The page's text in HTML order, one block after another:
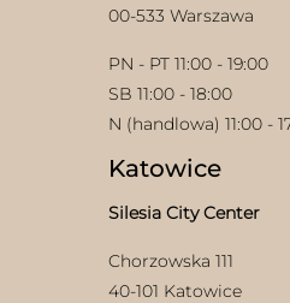
00-533 Warszawa
PN - PT 11:00 - 19:00
SB 11:00 - 18:00
N (handlowa) 11:00 -
Katowice
Silesia City Center
Chorzowska 111
40-101 Katowice